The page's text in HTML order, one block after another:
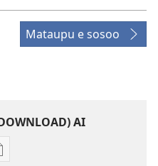
Mataupu e sosoo
AI